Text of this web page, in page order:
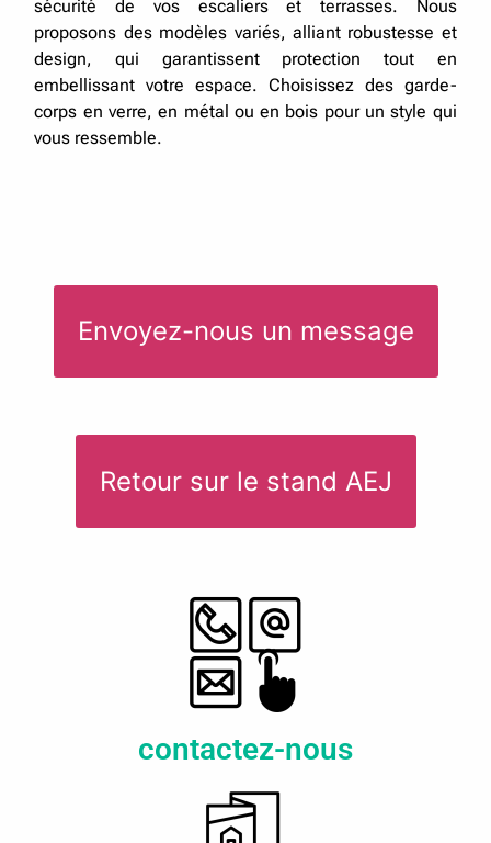
sécurité de vos escaliers et terrasses. Nous
proposons des modèles variés, alliant robustesse et
design, qui garantissent protection tout en
embellissant votre espace. Choisissez des garde-
corps en verre, en métal ou en bois pour un style qui
vous ressemble.
Envoyez-nous un message
Votre nom *
Retour sur le stand AEJ
contactez-nous